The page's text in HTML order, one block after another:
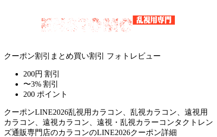
クーポン割引 まとめ買い割引 フォトレビュー
200円 割引
〜3% 割引
200 ポイント
クーポンLINE2026乱視用カラコン、乱視カラコン、遠視用
カラコン、遠視カラコン、遠視・乱視カラーコンタクトレン
ズ通販専門店のカラコンのLINE2026クーポン詳細